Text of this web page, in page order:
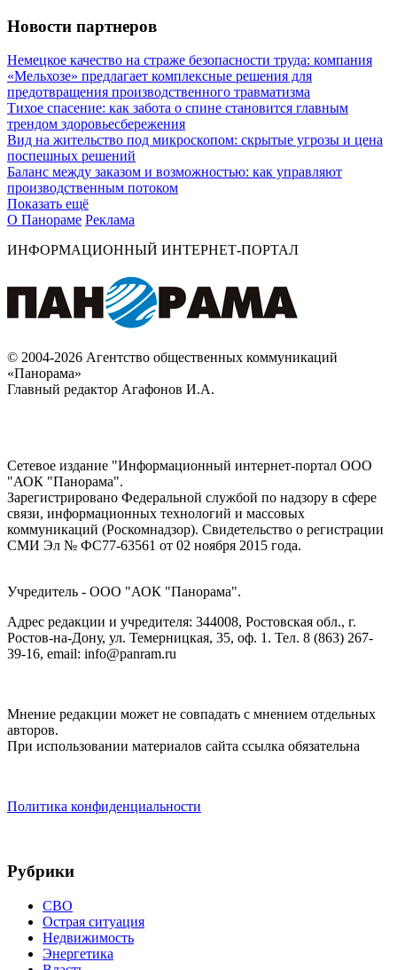
Новости партнеров
Немецкое качество на страже безопасности труда: компания
«Мельхозе» предлагает комплексные решения для
предотвращения производственного травматизма
Тихое спасение: как забота о спине становится главным
трендом здоровьесбережения
Вид на жительство под микроскопом: скрытые угрозы и цена
поспешных решений
Баланс между заказом и возможностью: как управляют
производственным потоком
Показать ещё
О Панораме Реклама
ИНФОРМАЦИОННЫЙ ИНТЕРНЕТ-ПОРТАЛ
© 2004-2026 Агентство общественных коммуникаций
«Панорама»
Главный редактор Агафонов И.А.
Сетевое издание "Информационный интернет-портал ООО
"АОК "Панорама".
Зарегистрировано Федеральной службой по надзору в сфере
связи, информационных технологий и массовых
коммуникаций (Роскомнадзор). Cвидетельство о регистрации
СМИ Эл № ФС77-63561 от 02 ноября 2015 года.
Учредитель - ООО "АОК "Панорама".
Адрес редакции и учредителя: 344008, Ростовская обл., г.
Ростов-на-Дону, ул. Темерницкая, 35, оф. 1. Тел. 8 (863) 267-
39-16, email: info@panram.ru
Мнение редакции может не совпадать с мнением отдельных
авторов.
При использовании материалов сайта ссылка обязательна
Политика конфиденциальности
Рубрики
СВО
Острая ситуация
Недвижимость
Энергетика